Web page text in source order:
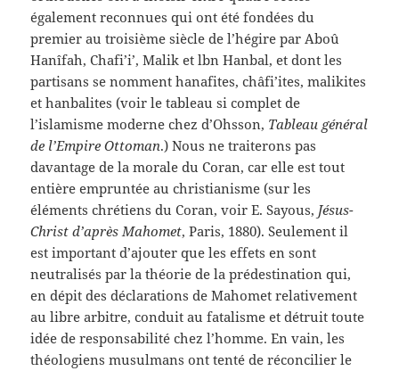
également reconnues qui ont été fondées du
premier au troisième siècle de l’hégire par Aboû
Hanîfah, Chafi’i’, Malik et lbn Hanbal, et dont les
partisans se nomment hanafites, châfi’ites, malikites
et hanbalites (voir le tableau si complet de
l’islamisme moderne chez d’Ohsson, Tableau général
de l’Empire Ottoman.) Nous ne traiterons pas
davantage de la morale du Coran, car elle est tout
entière empruntée au christianisme (sur les
éléments chrétiens du Coran, voir E. Sayous, Jésus-
Christ d’après Mahomet, Paris, 1880). Seulement il
est important d’ajouter que les effets en sont
neutralisés par la théorie de la prédestination qui,
en dépit des déclarations de Mahomet relativement
au libre arbitre, conduit au fatalisme et détruit toute
idée de responsabilité chez l’homme. En vain, les
théologiens musulmans ont tenté de réconcilier le